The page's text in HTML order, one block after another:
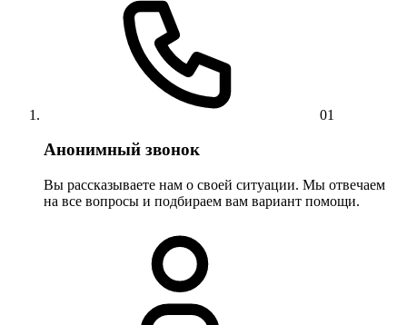
01
Анонимный звонок
Вы рассказываете нам о своей ситуации. Мы отвечаем
на все вопросы и подбираем вам вариант помощи.